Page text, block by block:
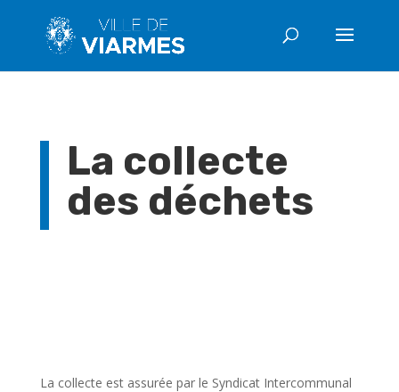
La collecte
des déchets
La collecte est assurée par le Syndicat Intercommunal